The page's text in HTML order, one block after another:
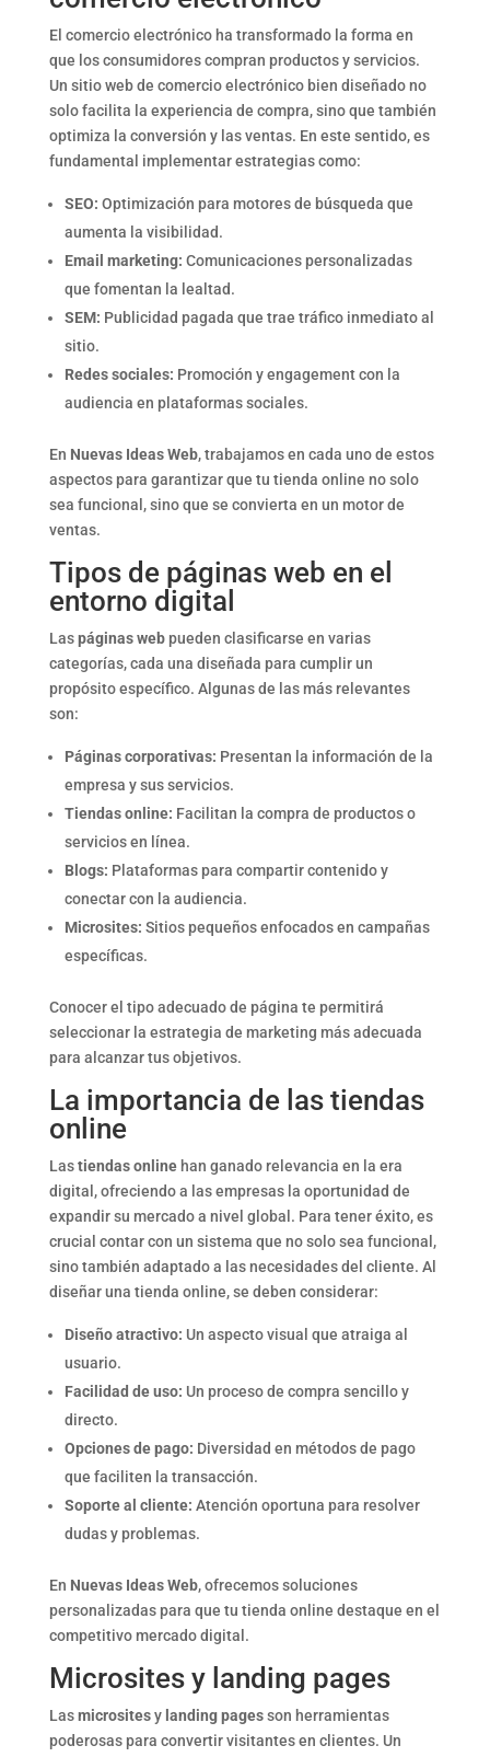
El comercio electrónico ha transformado la forma en
que los consumidores compran productos y servicios.
Un sitio web de comercio electrónico bien diseñado no
solo facilita la experiencia de compra, sino que también
optimiza la conversión y las ventas. En este sentido, es
fundamental implementar estrategias como:
SEO: Optimización para motores de búsqueda que
aumenta la visibilidad.
Email marketing: Comunicaciones personalizadas
que fomentan la lealtad.
SEM: Publicidad pagada que trae tráfico inmediato al
sitio.
Redes sociales: Promoción y engagement con la
audiencia en plataformas sociales.
En Nuevas Ideas Web, trabajamos en cada uno de estos
aspectos para garantizar que tu tienda online no solo
sea funcional, sino que se convierta en un motor de
ventas.
Tipos de páginas web en el
entorno digital
Laspáginas webpueden clasificarse en varias
categorías, cada una diseñada para cumplir un
propósito específico. Algunas de las más relevantes
son:
Páginas corporativas: Presentan la información de la
empresa y sus servicios.
Tiendas online: Facilitan la compra de productos o
servicios en línea.
Blogs: Plataformas para compartir contenido y
conectar con la audiencia.
Microsites: Sitios pequeños enfocados en campañas
específicas.
Conocer el tipo adecuado de página te permitirá
seleccionar la estrategia de marketing más adecuada
para alcanzar tus objetivos.
La importancia de las tiendas
online
Lastiendas onlinehan ganado relevancia en la era
digital, ofreciendo a las empresas la oportunidad de
expandir su mercado a nivel global. Para tener éxito, es
crucial contar con un sistema que no solo sea funcional,
sino también adaptado a las necesidades del cliente. Al
diseñar una tienda online, se deben considerar:
Diseño atractivo: Un aspecto visual que atraiga al
usuario.
Facilidad de uso: Un proceso de compra sencillo y
directo.
Opciones de pago: Diversidad en métodos de pago
que faciliten la transacción.
Soporte al cliente: Atención oportuna para resolver
dudas y problemas.
En Nuevas Ideas Web, ofrecemos soluciones
personalizadas para que tu tienda online destaque en el
competitivo mercado digital.
Microsites y landing pages
Lasmicrositesy landing pagesson herramientas
poderosas para convertir visitantes en clientes. Un